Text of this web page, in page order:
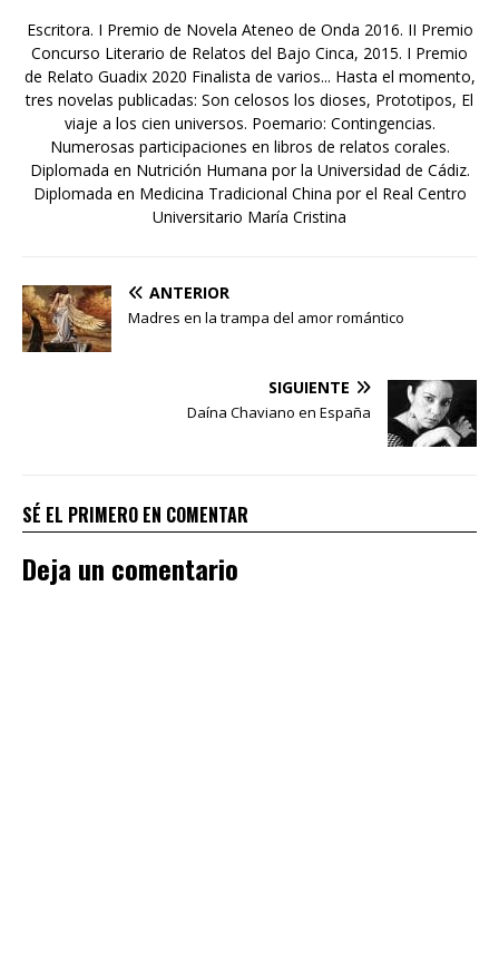
Escritora. I Premio de Novela Ateneo de Onda 2016. II Premio
Concurso Literario de Relatos del Bajo Cinca, 2015. I Premio
de Relato Guadix 2020 Finalista de varios... Hasta el momento,
tres novelas publicadas: Son celosos los dioses, Prototipos, El
viaje a los cien universos. Poemario: Contingencias.
Numerosas participaciones en libros de relatos corales.
Diplomada en Nutrición Humana por la Universidad de Cádiz.
Diplomada en Medicina Tradicional China por el Real Centro
Universitario María Cristina
ANTERIOR
Madres en la trampa del amor romántico
SIGUIENTE
Daína Chaviano en España
SÉ EL PRIMERO EN COMENTAR
Deja un comentario